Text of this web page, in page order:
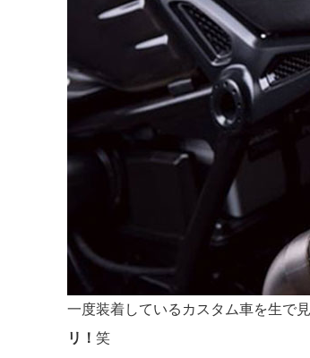
一度装着しているカスタム車を生で見
リ！ 笑